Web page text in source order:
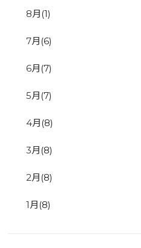
8月 (1)
7月 (6)
6月 (7)
5月 (7)
4月 (8)
3月 (8)
2月 (8)
1月 (8)